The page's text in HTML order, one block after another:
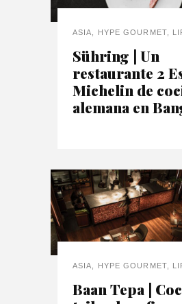
ASIA HYPE GOURMET,
Sühring | Un
restaurante 2
Michelin de
alemana en
ASIA HYPE GOURMET,
Baan Tepa |